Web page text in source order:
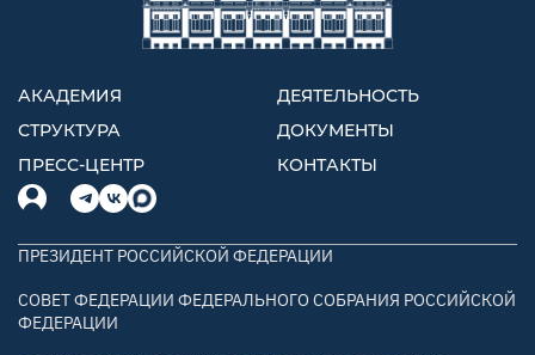
АКАДЕМИЯ
ДЕЯТЕЛЬНОСТЬ
СТРУКТУРА
ДОКУМЕНТЫ
ПРЕСС-ЦЕНТР
КОНТАКТЫ
ПРЕЗИДЕНТ РОССИЙСКОЙ ФЕДЕРАЦИИ
СОВЕТ ФЕДЕРАЦИИ ФЕДЕРАЛЬНОГО СОБРАНИЯ РОССИЙСКОЙ
ФЕДЕРАЦИИ